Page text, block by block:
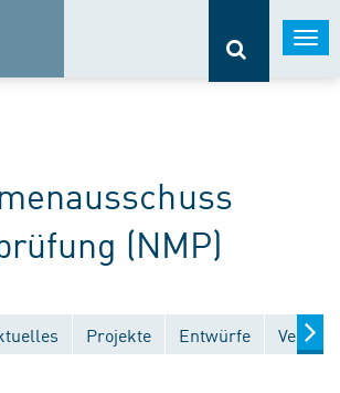
(NMP)
Projekte Entwürfe